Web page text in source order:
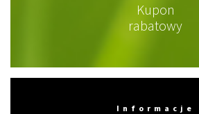
Kupon
rabatowy
Informacje